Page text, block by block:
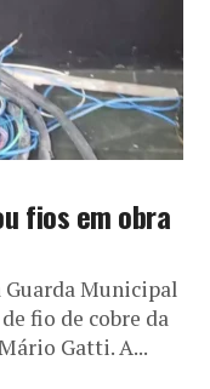
fios em obra
Municipal
fio de cobre da
Gatti. A...